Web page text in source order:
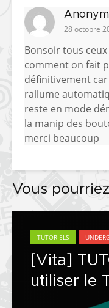
28 octobre
Bonsoir tous
comment on fait
définitivement
rallume
reste en mode
la manip des
merci beaucoup
Vous
TUTORIELS
[Vita]
utiliser le